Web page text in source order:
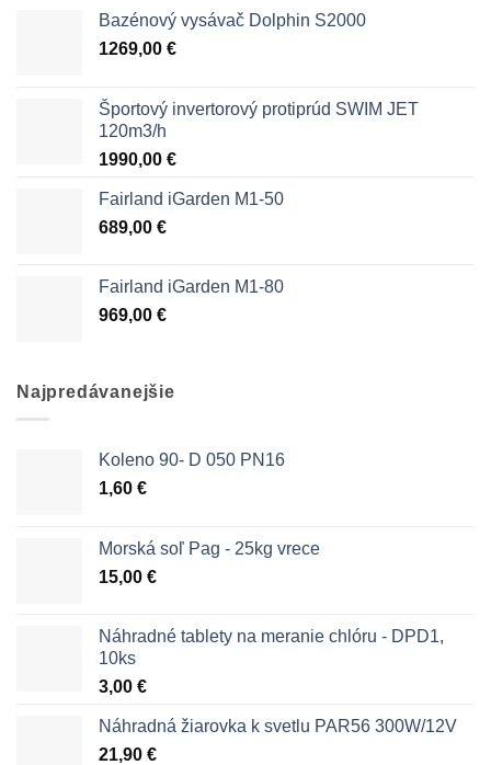
Bazénový vysávač Dolphin S2000
1269,00 €
Športový invertorový protiprúd SWIM JET
120m3/h
1990,00 €
Fairland iGarden M1-50
689,00 €
Fairland iGarden M1-80
969,00 €
Najpredávanejšie
Koleno 90- D 050 PN16
1,60 €
Morská soľ Pag - 25kg vrece
15,00 €
Náhradné tablety na meranie chlóru - DPD1,
10ks
3,00 €
Náhradná žiarovka k svetlu PAR56 300W/12V
21,90 €